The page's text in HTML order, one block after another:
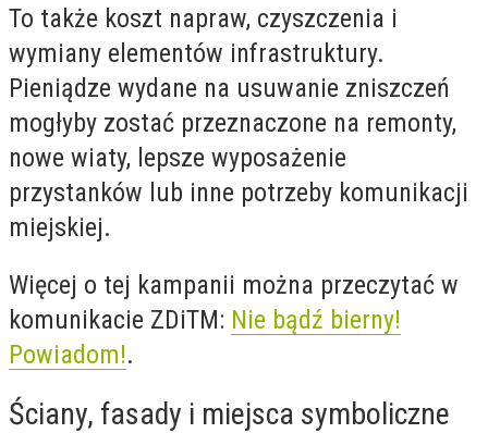
To także koszt napraw, czyszczenia i
wymiany elementów infrastruktury.
Pieniądze wydane na usuwanie zniszczeń
mogłyby zostać przeznaczone na remonty,
nowe wiaty, lepsze wyposażenie
przystanków lub inne potrzeby komunikacji
miejskiej.
Więcej o tej kampanii można przeczytać w
komunikacie ZDiTM: Nie bądź bierny!
Powiadom!.
Ściany, fasady i miejsca symboliczne